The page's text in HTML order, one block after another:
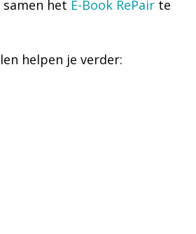
het E-Book RePair te
helpen je verder: